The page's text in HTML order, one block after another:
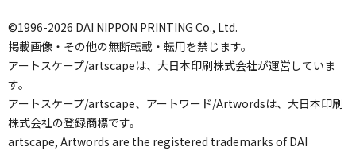
©1996-2026 DAI NIPPON PRINTING Co., Ltd.
掲載画像・その他の無断転載・転用を禁じます。
アートスケープ/artscapeは、大日本印刷株式会社が運営していま
す。
アートスケープ/artscape、アートワード/Artwordsは、大日本印刷
株式会社の登録商標です。
artscape, Artwords are the registered trademarks of DAI